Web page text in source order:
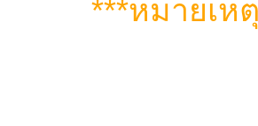
***หมายเห